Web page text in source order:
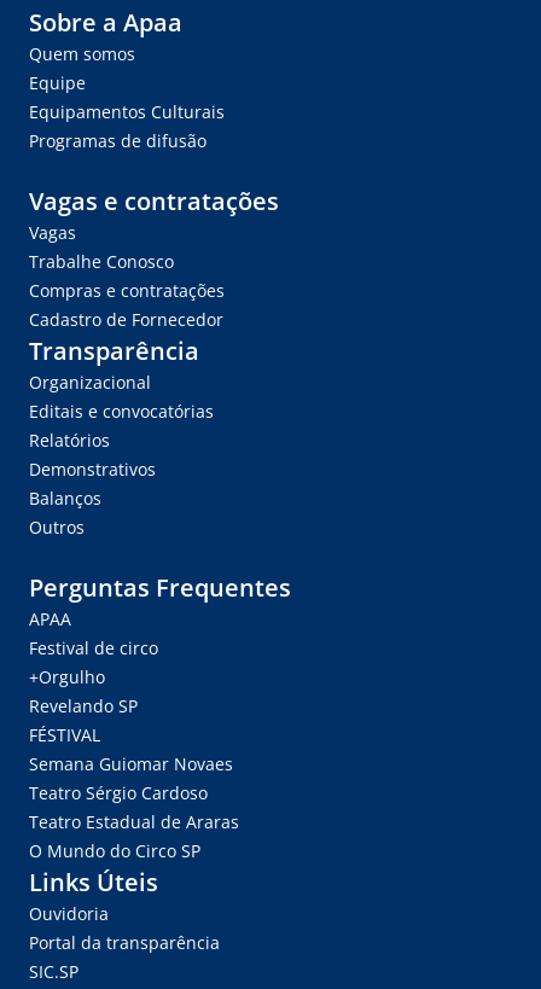
Sobre a Apaa
Quem somos
Equipe
Equipamentos Culturais
Programas de difusão
Vagas e contratações
Vagas
Trabalhe Conosco
Compras e contratações
Cadastro de Fornecedor
Transparência
Organizacional
Editais e convocatórias
Relatórios
Demonstrativos
Balanços
Outros
Perguntas Frequentes
APAA
Festival de circo
+Orgulho
Revelando SP
FÉSTIVAL
Semana Guiomar Novaes
Teatro Sérgio Cardoso
Teatro Estadual de Araras
O Mundo do Circo SP
Links Úteis
Ouvidoria
Portal da transparência
SIC.SP